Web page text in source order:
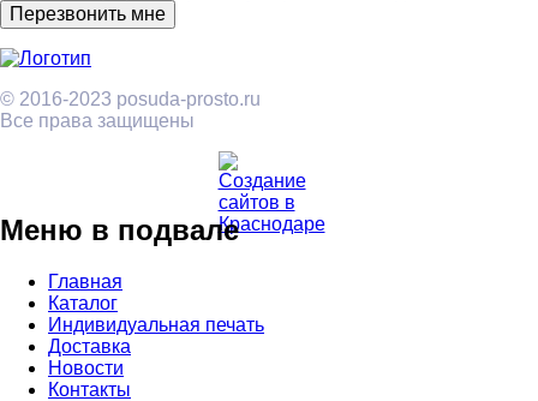
© 2016-2023 posuda-prosto.ru
Все права защищены
Меню в подвале
Главная
Каталог
Индивидуальная печать
Доставка
Новости
Контакты